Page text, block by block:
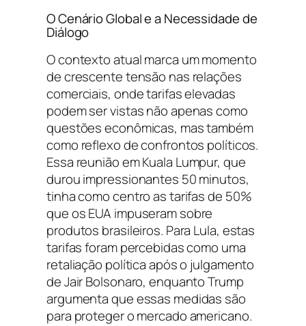
O Cenário Global e a Necessidade de
Diálogo
O contexto atual marca um momento
de crescente tensão nas relações
comerciais, onde tarifas elevadas
podem ser vistas não apenas como
questões econômicas, mas também
como reflexo de confrontos políticos.
Essa reunião em Kuala Lumpur, que
durou impressionantes 50 minutos,
tinha como centro as tarifas de 50%
que os EUA impuseram sobre
produtos brasileiros. Para Lula, estas
tarifas foram percebidas como uma
retaliação política após o julgamento
de Jair Bolsonaro, enquanto Trump
argumenta que essas medidas são
para proteger o mercado americano.